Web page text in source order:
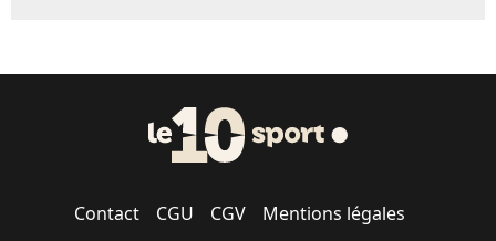
Contact CGU CGV Mentions légales